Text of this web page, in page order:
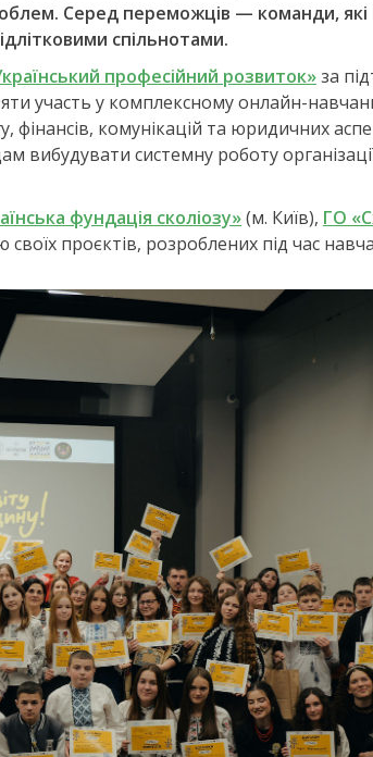
Серед переможців — команди,
спільнотами.
професійний розвиток»за
участь у комплексному онлайн-
комунікацій та юридичних
вибудувати системну роботу
фундація сколіозу»(м. Київ), ГО
проєктів, розроблених під час